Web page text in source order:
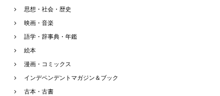
思想・社会・歴史
映画・音楽
語学・辞事典・年鑑
絵本
漫画・コミックス
インデペンデントマガジン＆ブック
古本・古書